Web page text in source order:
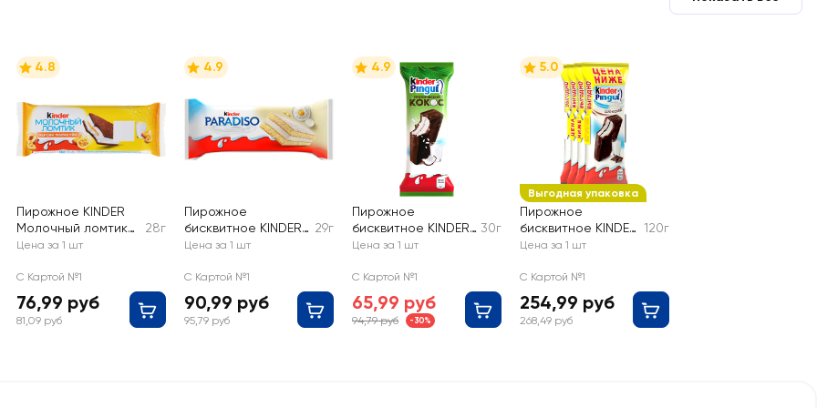
4.8
Пирожное KINDER
Молочный ломтик
бисквит с молочной
персик-маракуйя,
без змж
28г
Цена за 1 шт
С Картой №1
76,99 руб
81,09 руб
4.9
Пирожное
бисквитное KINDER
Paradiso с
29г
Цена за 1 шт
С Картой №1
90,99 руб
95,79 руб
4.9
Пирожное
бисквитное KINDER
Pingui Кокос
30г
Цена за 1 шт
С Картой №1
65,99 руб
94,79 руб -30%
Выгодная упаковка
5.0
Пирожное
бисквитное KINDER
Pingui Шоколад с
начинкой, 4x30г
120г
Цена за 1 шт
С Картой №1
254,99 руб
268,49 руб